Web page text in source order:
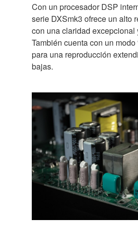
Con un procesador DSP
serie DXSmk3 ofrece un alto
con una claridad excepcional
También cuenta con un modo
para una reproducción
bajas.